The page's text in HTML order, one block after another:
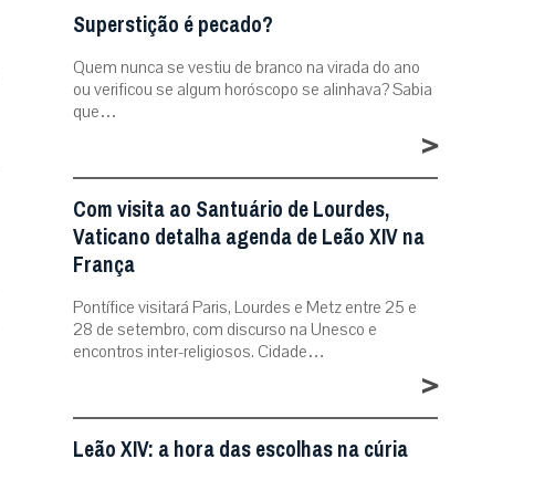
Superstição é pecado?
Quem nunca se vestiu de branco na virada do ano
ou verificou se algum horóscopo se alinhava? Sabia
que…
>
Com visita ao Santuário de Lourdes,
Vaticano detalha agenda de Leão XIV na
França
Pontífice visitará Paris, Lourdes e Metz entre 25 e
28 de setembro, com discurso na Unesco e
encontros inter-religiosos. Cidade…
>
Leão XIV: a hora das escolhas na cúria